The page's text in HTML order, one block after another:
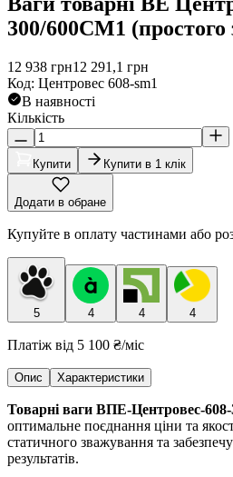
300/600СМ1 (простого
12 938 грн12 291,1 грн
Код: Центровес 608-sm1
В наявності
Кількість
Купити Купити в 1 клік
Додати в обране
Купуйте в оплату частинами або
5 4 4 4
Платіж від 5 100 ₴/міс
Опис Характеристики
Товарні ваги ВПЕ-Центровес-
оптимальне поєднання ціни та
статичного зважування та
результатів.